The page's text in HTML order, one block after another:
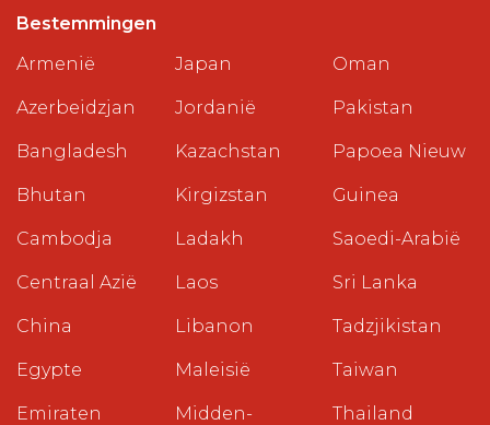
Bestemmingen
Armenië
Azerbeidzjan
Bangladesh
Bhutan
Cambodja
Centraal Azië
China
Egypte
Emiraten
Japan
Jordanië
Kazachstan
Kirgizstan
Ladakh
Laos
Libanon
Maleisië
Midden-
Oman
Pakistan
Papoea Nieuw
Guinea
Saoedi-Arabië
Sri Lanka
Tadzjikistan
Taiwan
Thailand